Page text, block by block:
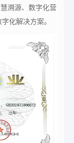
溯源、数字化营
化解决方案。